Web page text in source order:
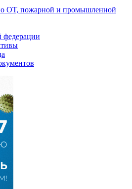
ОТ, пожарной и промышленной